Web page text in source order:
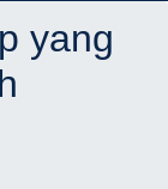
yang